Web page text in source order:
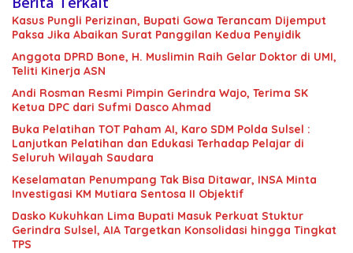
Kasus Pungli Perizinan, Bupati Gowa Terancam Dijemput
Paksa Jika Abaikan Surat Panggilan Kedua Penyidik
Anggota DPRD Bone, H. Muslimin Raih Gelar Doktor di UMI,
Teliti Kinerja ASN
Andi Rosman Resmi Pimpin Gerindra Wajo, Terima SK
Ketua DPC dari Sufmi Dasco Ahmad
Buka Pelatihan TOT Paham AI, Karo SDM Polda Sulsel :
Lanjutkan Pelatihan dan Edukasi Terhadap Pelajar di
Seluruh Wilayah Saudara
Keselamatan Penumpang Tak Bisa Ditawar, INSA Minta
Investigasi KM Mutiara Sentosa II Objektif
Dasko Kukuhkan Lima Bupati Masuk Perkuat Stuktur
Gerindra Sulsel, AIA Targetkan Konsolidasi hingga Tingkat
TPS